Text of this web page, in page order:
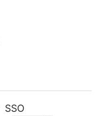
SSO